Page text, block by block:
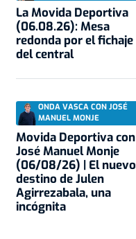
La Movida Deportiva
(06.08.26): Mesa
redonda por el fichaje
del central
ONDA VASCA CON JOSÉ
MANUEL MONJE
Movida Deportiva con
José Manuel Monje
(06/08/26) | El nuevo
destino de Julen
Agirrezabala, una
incógnita